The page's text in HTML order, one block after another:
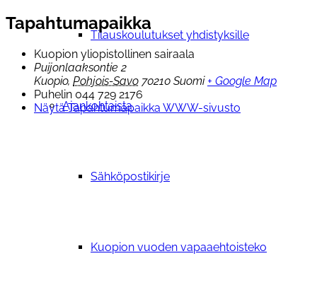
Tilauskoulutukset yhdistyksille
Ajankohtaista
Sähköpostikirje
Kuopion vuoden vapaaehtoisteko
Tapahtumapaikka
Kuopion yliopistollinen sairaala
Puijonlaaksontie 2
Kuopio, Pohjois-Savo 70210 Suomi + Google Map
Puhelin 044 729 2176
Näytä Tapahtumapaikka WWW-sivusto